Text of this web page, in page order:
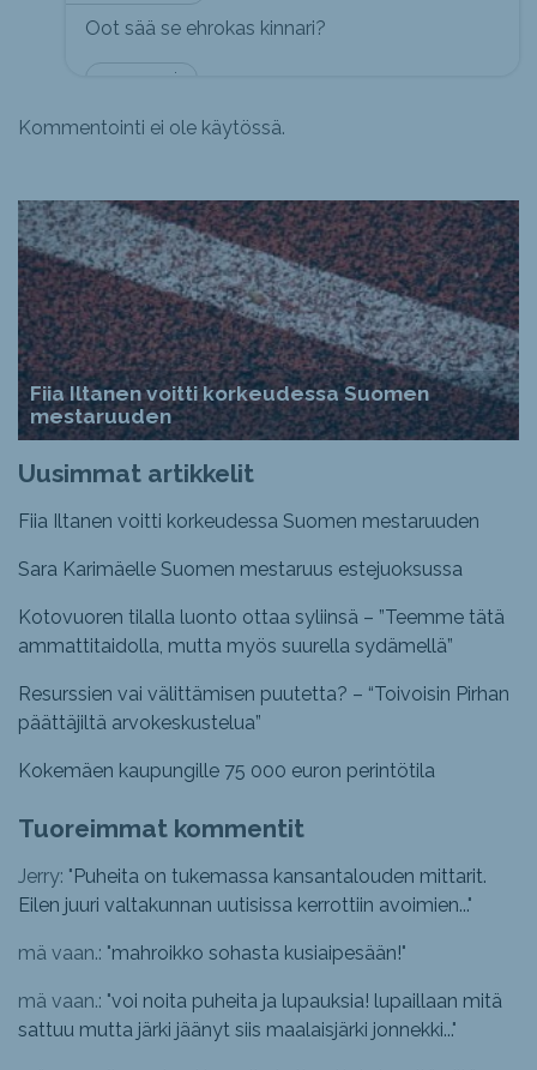
anonyymi
Oot sää se ehrokas kinnari?
Kommentointi ei ole käytössä.
Fiia Iltanen voitti korkeudessa Suomen
mestaruuden
Uusimmat artikkelit
Fiia Iltanen voitti korkeudessa Suomen mestaruuden
Sara Karimäelle Suomen mestaruus estejuoksussa
Kotovuoren tilalla luonto ottaa syliinsä – ”Teemme tätä
ammattitaidolla, mutta myös suurella sydämellä”
Resurssien vai välittämisen puutetta? – “Toivoisin Pirhan
päättäjiltä arvokeskustelua”
Kokemäen kaupungille 75 000 euron perintötila
Tuoreimmat kommentit
Jerry: " Puheita on tukemassa kansantalouden mittarit.
Eilen juuri valtakunnan uutisissa kerrottiin avoimien..."
mä vaan.: "mahroikko sohasta kusiaipesään!"
mä vaan.: "voi noita puheita ja lupauksia! lupaillaan mitä
sattuu mutta järki jäänyt siis maalaisjärki jonnekki..."